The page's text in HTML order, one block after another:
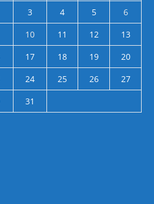
3 4 5
6
10 11 12
13
17 18 19
20
24 25 26
27
31